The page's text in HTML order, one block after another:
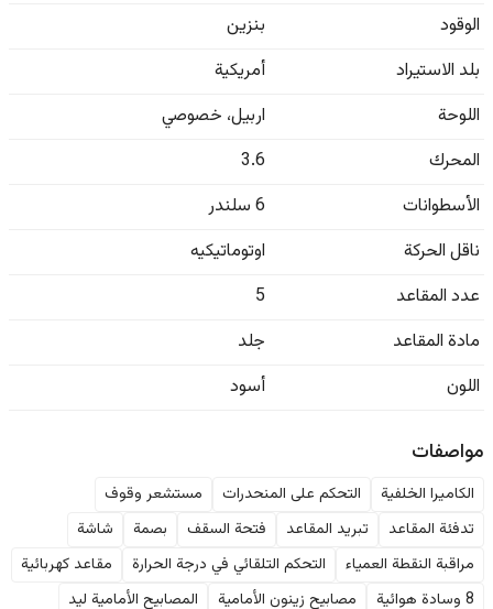
الوقود
بنزين
بلد الاستيراد
أمريكية
اللوحة
اربيل، خصوصي
المحرك
3.6
الأسطوانات
6 سلندر
ناقل الحركة
اوتوماتيكيه
عدد المقاعد
5
مادة المقاعد
جلد
اللون
أسود
مواصفات
الكاميرا الخلفية التحكم على المنحدرات
مستشعر وقوف
تدفئة المقاعد
تبريد المقاعد فتحة السقف بصمة
شاشة
مراقبة النقطة العمياء
التحكم التلقائي في درجة الحرارة
مقاعد كهربائية
8 وسادة هوائية
مصابيح زينون الأمامية
المصابيح الأمامية ليد